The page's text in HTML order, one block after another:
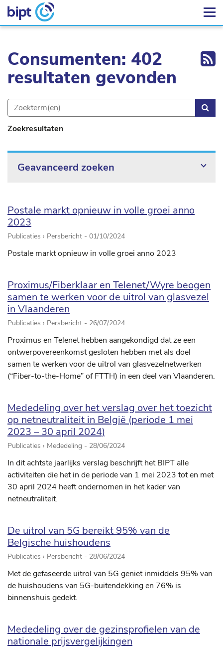
Consumenten: 402
resultaten gevonden
Zoekresultaten
Geavanceerd zoeken
Postale markt opnieuw in volle groei anno
2023
Publicaties › Persbericht - 01/10/2024
Postale markt opnieuw in volle groei anno 2023
Proximus/Fiberklaar en Telenet/Wyre beogen
samen te werken voor de uitrol van glasvezel
in Vlaanderen
Publicaties › Persbericht - 26/07/2024
Proximus en Telenet hebben aangekondigd dat ze een
ontwerpovereenkomst gesloten hebben met als doel
samen te werken voor de uitrol van glasvezelnetwerken
(“Fiber-to-the-Home” of FTTH) in een deel van Vlaanderen.
Mededeling over het verslag over het toezicht
op netneutraliteit in België (periode 1 mei
2023 – 30 april 2024)
Publicaties › Mededeling - 28/06/2024
In dit achtste jaarlijks verslag beschrijft het BIPT alle
activiteiten die het in de periode van 1 mei 2023 tot en met
30 april 2024 heeft ondernomen in het kader van
netneutraliteit.
De uitrol van 5G bereikt 95% van de
Belgische huishoudens
Publicaties › Persbericht - 28/06/2024
Met de gefaseerde uitrol van 5G geniet inmiddels 95% van
de huishoudens van 5G-buitendekking en 76% is
binnenshuis gedekt.
Mededeling over de gezinsprofielen van de
nationale prijsvergelijkingen